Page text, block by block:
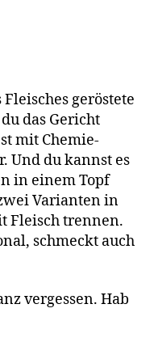
geröstete
das Gericht
mit Chemie-
Und du kannst es
in einem Topf
Varianten in
Fleisch trennen.
schmeckt auch
vergessen. Hab